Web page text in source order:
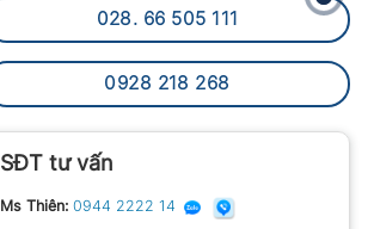
028. 66 505 111
0928 218 268
SĐT tư vấn
Ms Thiên: 0944 2222 14